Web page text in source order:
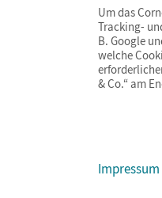
Einkaufen mit SSL-
Widerrufsfristvon 4
und einfache
Um das
Tracking-
B. Google
welche
& Co.“ am
Impressum